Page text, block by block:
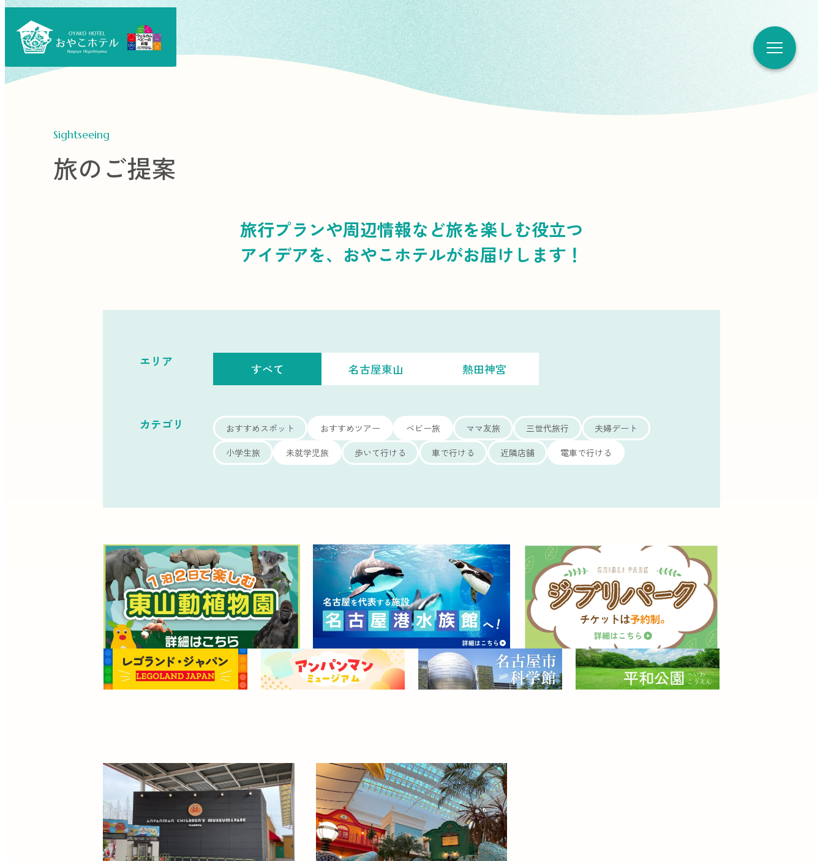
Sightseeing
旅のご提案
旅行プランや周辺情報など旅を楽しむ役立つ
アイデアを、 おやこホテルがお届けします！
エリア
すべて 名古屋東山 熱田神宮
カテゴリ おすすめスポット おすすめツアー ベビー旅 ママ友旅 三世代旅行
夫婦デート
小学生旅
未就学児旅 歩いて行ける 車で行ける 近隣店舗 電車で行ける